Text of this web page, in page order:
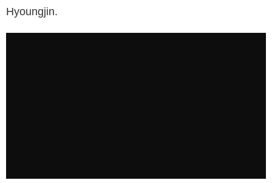
Hyoungjin.